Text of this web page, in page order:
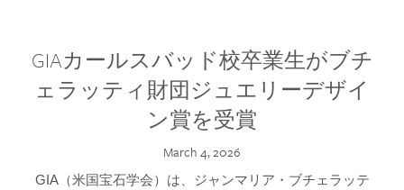
GIAカールスバッド校卒業生がブチ
ェラッティ財団ジュエリーデザイ
ン賞を受賞
March 4, 2026
GIA（米国宝石学会）は、ジャンマリア・ブチェラッテ